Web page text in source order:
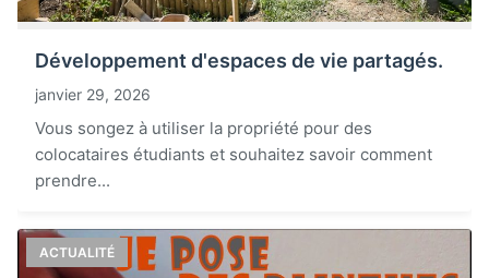
Développement d'espaces de vie partagés.
janvier 29, 2026
Vous songez à utiliser la propriété pour des
colocataires étudiants et souhaitez savoir comment
prendre...
ACTUALITÉ